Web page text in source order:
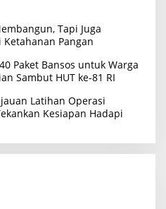
Tapi Juga
Pangan
Paket Bansos untuk Warga
Sambut HUT ke-81 RI
Latihan Operasi
Kesiapan Hadapi